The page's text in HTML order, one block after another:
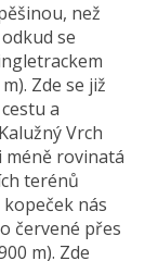
než
se
Zde se již
a
Vrch
méně rovinatá
terénů
nás
červené přes
m). Zde